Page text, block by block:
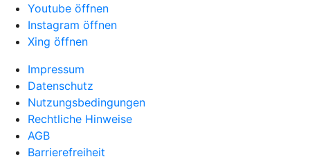
Youtube öffnen
Instagram öffnen
Xing öffnen
Impressum
Datenschutz
Nutzungsbedingungen
Rechtliche Hinweise
AGB
Barrierefreiheit